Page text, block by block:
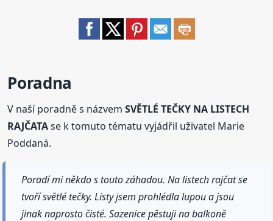
Poradna
V naší poradně s názvemSVĚTLÉ TEČKY NA LISTECH
RAJČATAse k tomuto tématu vyjádřil uživatel Marie
Poddaná.
Poradí mi někdo s touto záhadou. Na listech rajčat se
tvoří světlé tečky. Listy jsem prohlédla lupou a jsou
jinak naprosto čisté. Sazenice pěstuji na balkoně